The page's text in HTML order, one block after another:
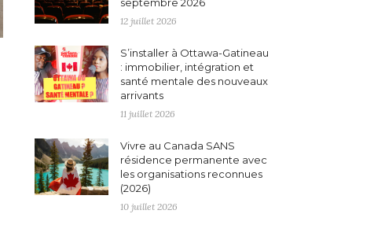
12 juillet 2026
S’installer à Ottawa-Gatineau
: immobilier, intégration et
santé mentale des nouveaux
arrivants
11 juillet 2026
Vivre au Canada SANS
résidence permanente avec
les organisations reconnues
(2026)
10 juillet 2026